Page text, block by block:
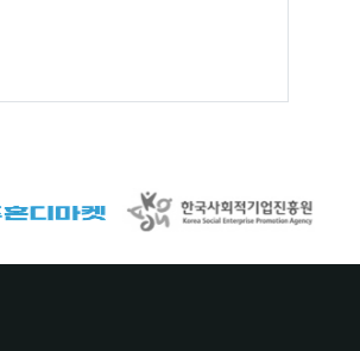
지 수신 거부할 수 있습니